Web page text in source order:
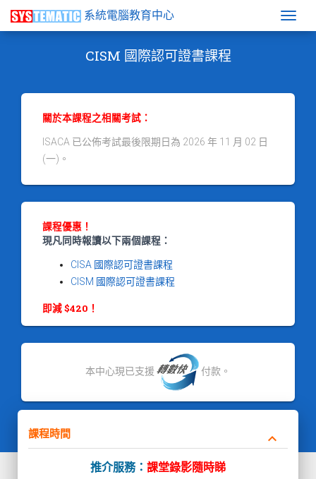
系統電腦教育中心
CISM 國際認可證書課程
關於本課程之相關考試：
ISACA 已公佈考試最後限期日為 2026 年 11 月 02 日
(一)。
課程優惠！
現凡同時報讀以下兩個課程：
CISA 國際認可證書課程
CISM 國際認可證書課程
即減 $420！
本中心現已支援 付款。
課程時間 keyboard_arrow_down
推介服務： 課堂錄影隨時睇